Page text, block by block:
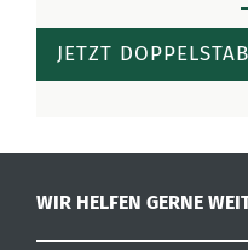
JETZT
WIR HELFEN GERNE